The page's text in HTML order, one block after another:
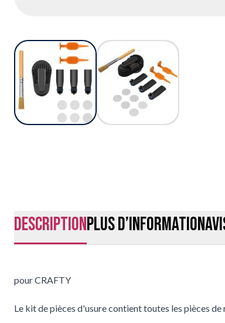
DescriptionPlus d’information
pour CRAFTY
Le kit de pièces d'usure contient toutes les pièces